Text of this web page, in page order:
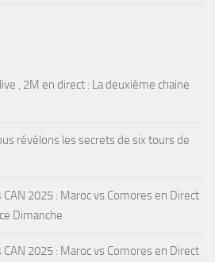
, 2M en direct : La deuxième chaine
révélons les secrets de six tours de
CAN 2025 : Maroc vs Comores en Direct
Dimanche
CAN 2025 : Maroc vs Comores en Direct